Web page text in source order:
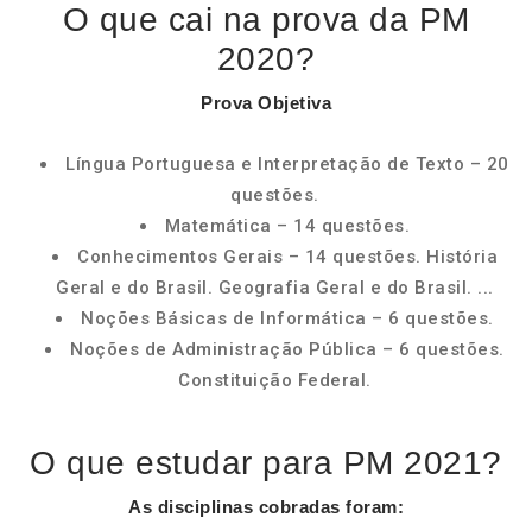
O que cai na prova da PM
2020?
ProvaObjetiva
Língua Portuguesa e Interpretação de Texto – 20
questões.
Matemática – 14 questões.
Conhecimentos Gerais – 14 questões. História
Geral e do Brasil. Geografia Geral e do Brasil. ...
Noções Básicas de Informática – 6 questões.
Noções de Administração Pública – 6 questões.
Constituição Federal.
O que estudar para PM 2021?
As disciplinas cobradas foram: